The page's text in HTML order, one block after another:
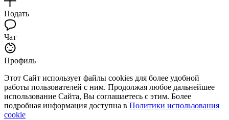
Подать
Чат
Профиль
Этот Сайт использует файлы cookies для более удобной
работы пользователей с ним. Продолжая любое дальнейшее
использование Сайта, Вы соглашаетесь с этим. Более
подробная информация доступна в Политики использования
cookie